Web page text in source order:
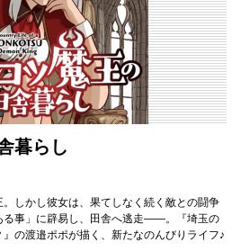
暮らし
しかし彼女は、果てしなく続く敵との闘争
る事」に辟易し、田舎へ逃走――。『埼玉の
の渡邉ポポが描く、新たなのんびりライフ♪